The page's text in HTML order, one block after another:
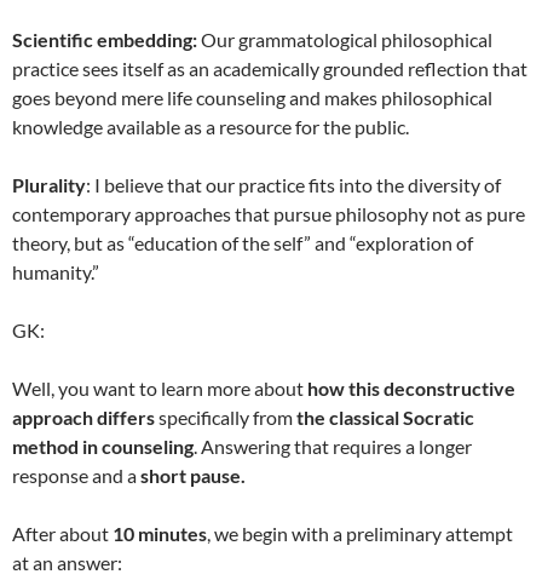
Scientific embedding:Our grammatological philosophical
practice sees itself as an academically grounded reflection that
goes beyond mere life counseling and makes philosophical
knowledge available as a resource for the public.
Plurality: I believe that our practice fits into the diversity of
contemporary approaches that pursue philosophy not as pure
theory, but as “education of the self” and “exploration of
humanity.”
GK:
Well, you want to learn more about how this deconstructive
approach differsspecifically fromthe classical Socratic
method in counseling. Answering that requires a longer
response and ashort pause.
After about 10 minutes, we begin with a preliminary attempt
at an answer: